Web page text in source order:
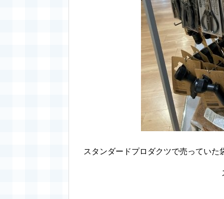
スタンダードプロダクツで売ってい